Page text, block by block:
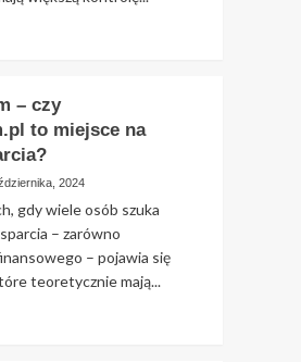
– czy
to miejsce na
2024
gdy wiele osób szuka
– zarówno
– pojawia się
teoretycznie mają...